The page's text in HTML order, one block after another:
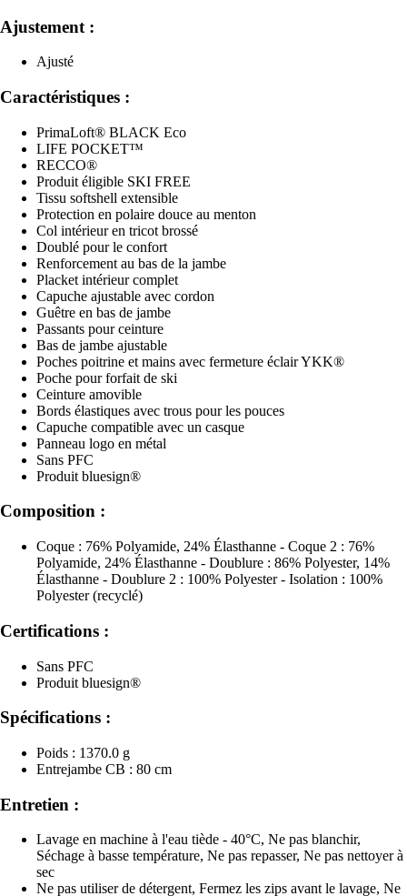
Ajustement :
Ajusté
Caractéristiques :
PrimaLoft® BLACK Eco
LIFE POCKET™
RECCO®
Produit éligible SKI FREE
Tissu softshell extensible
Protection en polaire douce au menton
Col intérieur en tricot brossé
Doublé pour le confort
Renforcement au bas de la jambe
Placket intérieur complet
Capuche ajustable avec cordon
Guêtre en bas de jambe
Passants pour ceinture
Bas de jambe ajustable
Poches poitrine et mains avec fermeture éclair YKK®
Poche pour forfait de ski
Ceinture amovible
Bords élastiques avec trous pour les pouces
Capuche compatible avec un casque
Panneau logo en métal
Sans PFC
Produit bluesign®
Composition :
Coque : 76% Polyamide, 24% Élasthanne - Coque 2 : 76%
Polyamide, 24% Élasthanne - Doublure : 86% Polyester, 14%
Élasthanne - Doublure 2 : 100% Polyester - Isolation : 100%
Polyester (recyclé)
Certifications :
Sans PFC
Produit bluesign®
Spécifications :
Poids : 1370.0 g
Entrejambe CB : 80 cm
Entretien :
Lavage en machine à l'eau tiède - 40°C, Ne pas blanchir,
Séchage à basse température, Ne pas repasser, Ne pas nettoyer à
sec
Ne pas utiliser de détergent, Fermez les zips avant le lavage, Ne